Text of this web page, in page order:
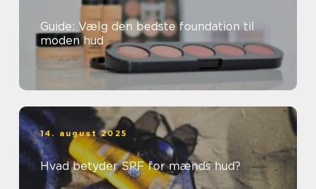
Guide: Vælg den bedste foundation til
moden hud
14. august 2025
Hvad betyder SPF for mænds hud?